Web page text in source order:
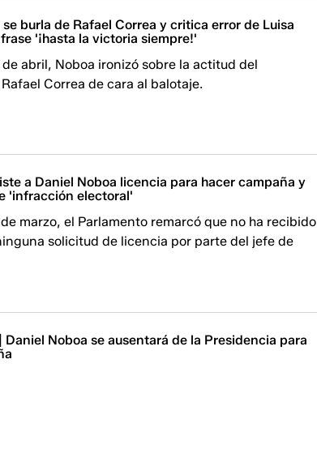
burla de Rafael Correa y critica error de Luisa
'¡hasta la victoria siempre!'
de abril, Noboa ironizó sobre la actitud del
Correa de cara al balotaje.
a Daniel Noboa licencia para hacer campaña y
'infracción electoral'
marzo, el Parlamento remarcó que no ha recibido
solicitud de licencia por parte del jefe de
Daniel Noboa se ausentará de la Presidencia para